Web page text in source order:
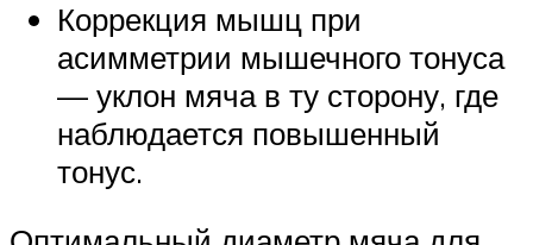
Коррекция мышц при
асимметрии мышечного тонуса
— уклон мяча в ту сторону, где
наблюдается повышенный
тонус.